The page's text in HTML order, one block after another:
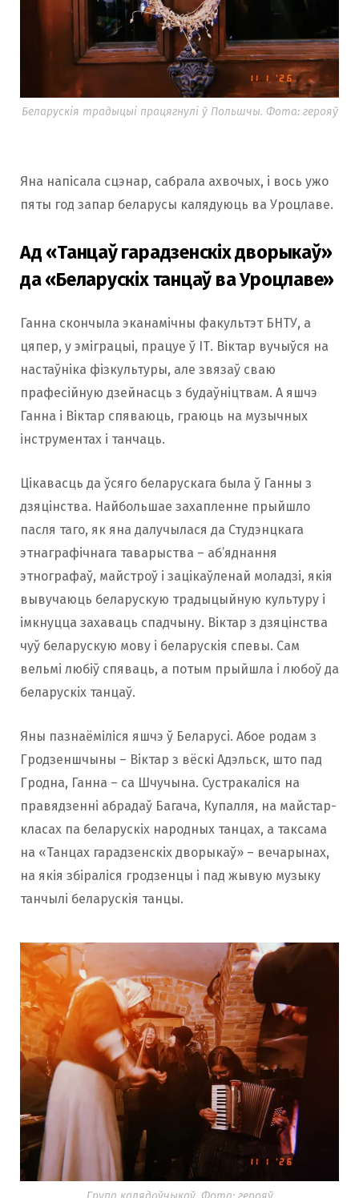
Беларускія традыцыі працягнулі ў Польшчы. Фота: герояў
Яна напісала сцэнар, сабрала ахвочых, і вось ужо
пяты год запар беларусы калядуюць ва Уроцлаве.
Ад «Танцаў гарадзенскіх дворыкаў»
да «Беларускіх танцаў ва Уроцлаве»
Ганна скончыла эканамічны факультэт БНТУ, а
цяпер, у эміграцыі, працуе ў ІТ. Віктар вучыўся на
настаўніка фізкультуры, але звязаў сваю
прафесійную дзейнасць з будаўніцтвам. А яшчэ
Ганна і Віктар спяваюць, граюць на музычных
інструментах і танчаць.
Цікавасць да ўсяго беларускага была ў Ганны з
дзяцінства. Найбольшае захапленне прыйшло
пасля таго, як яна далучылася да Студэнцкага
этнаграфічнага таварыства – аб’яднання
этнографаў, майстроў і зацікаўленай моладзі, якія
вывучаюць беларускую традыцыйную культуру і
імкнуцца захаваць спадчыну. Віктар з дзяцінства
чуў беларускую мову і беларускія спевы. Сам
вельмі любіў спяваць, а потым прыйшла і любоў да
беларускіх танцаў.
Яны пазнаёміліся яшчэ ў Беларусі. Абое родам з
Гродзеншчыны – Віктар з вёскі Адэльск, што пад
Гродна, Ганна – са Шчучына. Сустракаліся на
правядзенні абрадаў Багача, Купалля, на майстар-
класах па беларускіх народных танцах, а таксама
на «Танцах гарадзенскіх дворыкаў» – вечарынах,
на якія збіраліся гродзенцы і пад жывую музыку
танчылі беларускія танцы.